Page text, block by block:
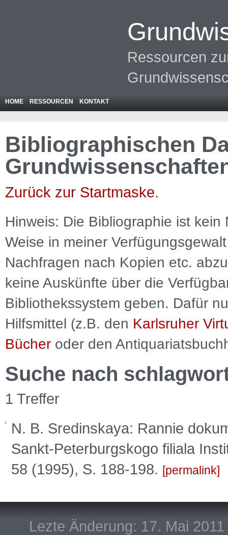
Ressourcen
HOME RESSOURCEN KONTAKT
Bibliographischen
Zurück zur Startmaske.
Hinweis: Die Bibliographie ist kein
Weise in meiner
Nachfragen nach Kopien etc.
keine Auskünfte über die
Bibliothekssystem geben. Dafür
Hilfsmittel (z.B. den Karlsruher
Bücher oder den
Suche nach
1 Treffer
N. B. Sredinskaya: Rannie
Sankt-Peterburgskogo filiala
58 (1995), S. 188-198.
permalink
Lezte Änderung: 17. Mai